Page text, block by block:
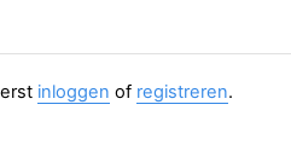
inloggen of registreren.